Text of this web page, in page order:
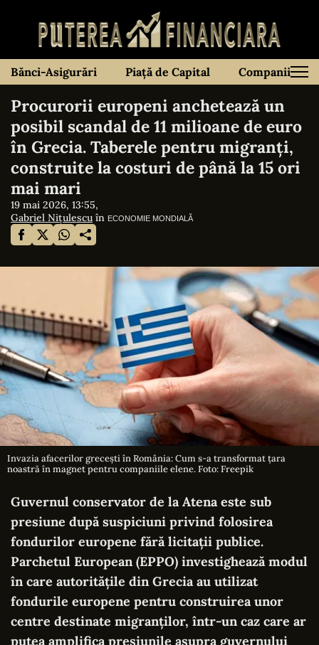
Bănci-Asigurări Piață de Capital Companii
Procurorii europeni anchetează un
posibil scandal de 11 milioane de euro
în Grecia. Taberele pentru migranți,
construite la costuri de până la 15 ori
mai mari
19 mai 2026, 13:55,
Gabriel Nițulescu în ECONOMIE MONDIALĂ
Invazia afacerilor grecești în România: Cum s-a transformat țara
noastră în magnet pentru companiile elene. Foto: Freepik
Guvernul conservator de la Atena este sub
presiune după suspiciuni privind folosirea
fondurilor europene fără licitații publice.
Parchetul European (EPPO) investighează modul
în care autoritățile din Grecia au utilizat
fondurile europene pentru construirea unor
centre destinate migranților, într-un caz care ar
putea amplifica presiunile asupra guvernului